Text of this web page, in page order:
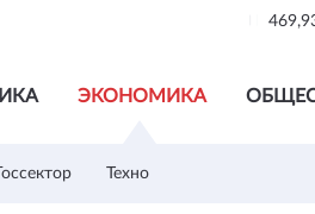
ЭКОНОМИКА
Госсектор Техно